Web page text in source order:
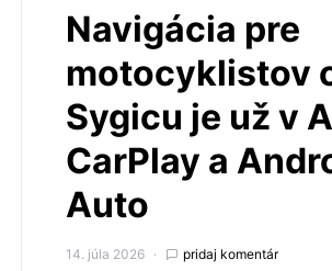
Navigácia pre
motocyklistov
Sygicu je už v
CarPlay a
Auto
14. júla 2026 pridaj komentár